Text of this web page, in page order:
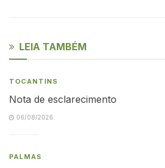
LEIA TAMBÉM
TOCANTINS
Nota de esclarecimento
06/08/2026
PALMAS